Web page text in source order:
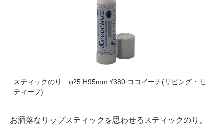
スティックのり φ25 H95mm ¥380 ココイーナ(リビング・モ
ティーフ)
お洒落なリップスティックを思わせるスティックのり。